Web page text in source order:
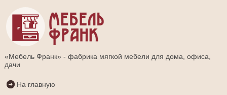
«Мебель Франк» - фабрика мягкой мебели для дома, офиса,
дачи
На главную